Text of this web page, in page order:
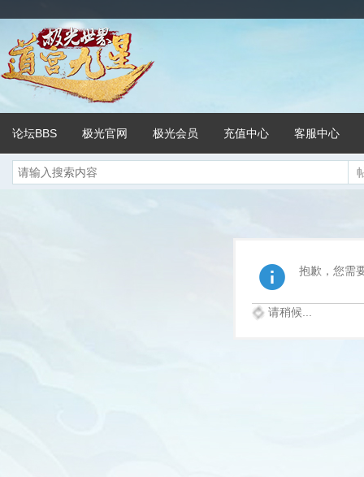
论坛BBS 极光官网 极光会员 充值中心 客服中心
抱歉，您需
请稍候...